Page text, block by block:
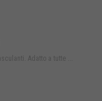
Adatto a tutte ...